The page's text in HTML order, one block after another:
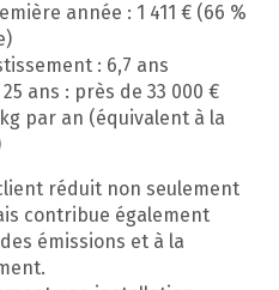
année : 1 411 € (66 %
: 6,7 ans
ans : près de 33 000 €
kg par an (équivalent à la
réduit non seulement
contribue également
émissions et à la